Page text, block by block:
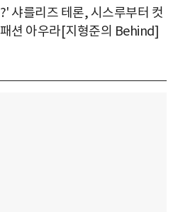
샤를리즈 테론, 시스루부터 컷
션 아우라[지형준의 Behind]